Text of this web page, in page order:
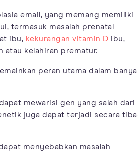
email, yang memang memiliki
termasuk masalah prenatal
ibu, kekurangan vitamin D ibu,
atau kelahiran prematur.
peran utama dalam
mewarisi gen yang salah dari
juga dapat terjadi secara
menyebabkan masalah